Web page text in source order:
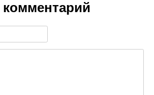
комментарий